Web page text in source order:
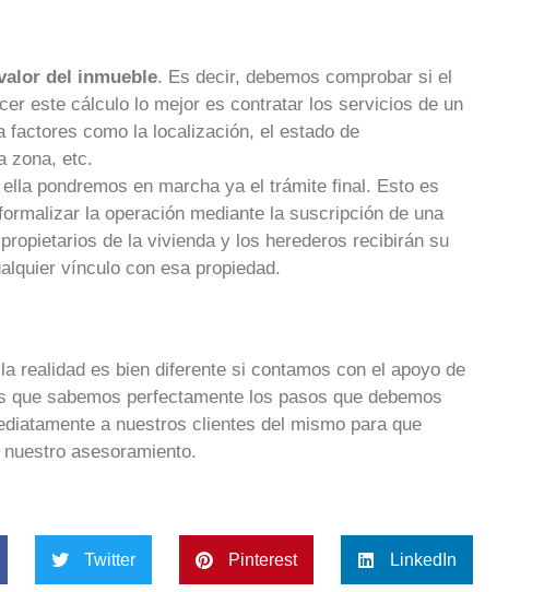
del inmueble. Es decir, debemos comprobar si el
este cálculo lo mejor es contratar los servicios de un
factores como la localización, el estado de
zona, etc.
pondremos en marcha ya el trámite final. Esto es
la operación mediante la suscripción de una
de la vivienda y los herederos recibirán su
vínculo con esa propiedad.
realidad es bien diferente si contamos con el apoyo de
que sabemos perfectamente los pasos que debemos
a nuestros clientes del mismo para que
asesoramiento.
Twitter Pinterest LinkedIn